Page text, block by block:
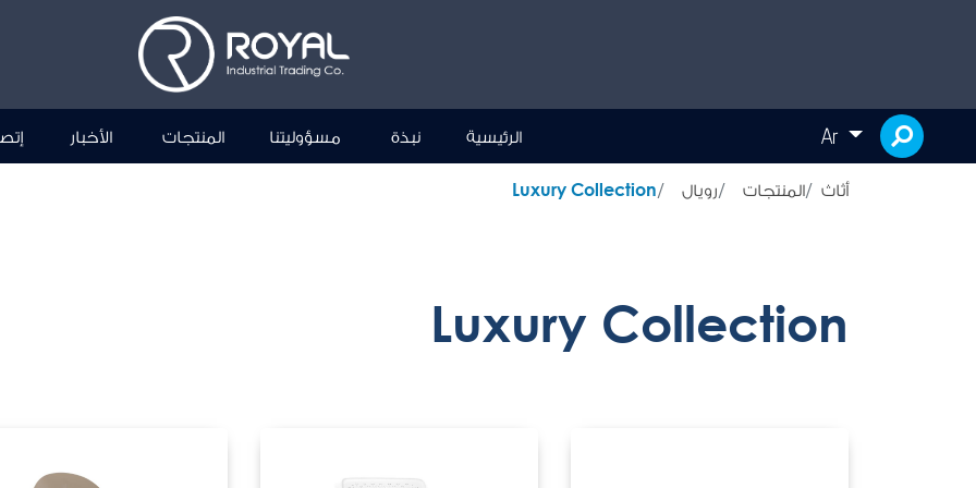
الرئيسية نبذة مسؤوليتنا المنتجات الأخبار Ar
أثاث المنتجات رويال Luxury Collection
Luxury Collection